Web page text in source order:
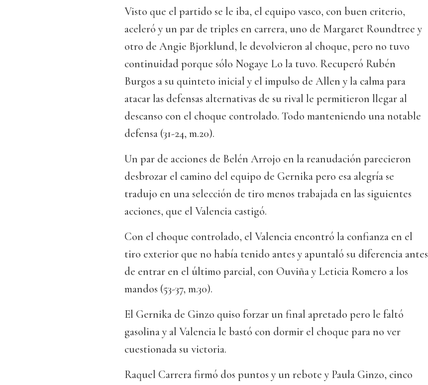
Visto que el partido se le iba, el equipo vasco, con buen criterio,
aceleró y un par de triples en carrera, uno de Margaret Roundtree y
otro de Angie Bjorklund, le devolvieron al choque, pero no tuvo
continuidad porque sólo Nogaye Lo la tuvo. Recuperó Rubén
Burgos a su quinteto inicial y el impulso de Allen y la calma para
atacar las defensas alternativas de su rival le permitieron llegar al
descanso con el choque controlado. Todo manteniendo una notable
defensa (31-24, m.20).
Un par de acciones de Belén Arrojo en la reanudación parecieron
desbrozar el camino del equipo de Gernika pero esa alegría se
tradujo en una selección de tiro menos trabajada en las siguientes
acciones, que el Valencia castigó.
Con el choque controlado, el Valencia encontró la confianza en el
tiro exterior que no había tenido antes y apuntaló su diferencia antes
de entrar en el último parcial, con Ouviña y Leticia Romero a los
mandos (53-37, m.30).
El Gernika de Ginzo quiso forzar un final apretado pero le faltó
gasolina y al Valencia le bastó con dormir el choque para no ver
cuestionada su victoria.
Raquel Carrera firmó dos puntos y un rebote y Paula Ginzo, cinco